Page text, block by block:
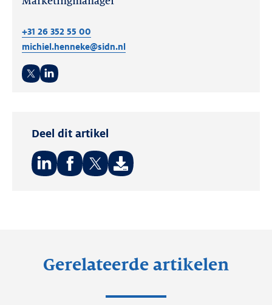
+31 26 352 55 00
michiel.henneke@sidn.nl
Deel dit artikel
Gerelateerde artikelen